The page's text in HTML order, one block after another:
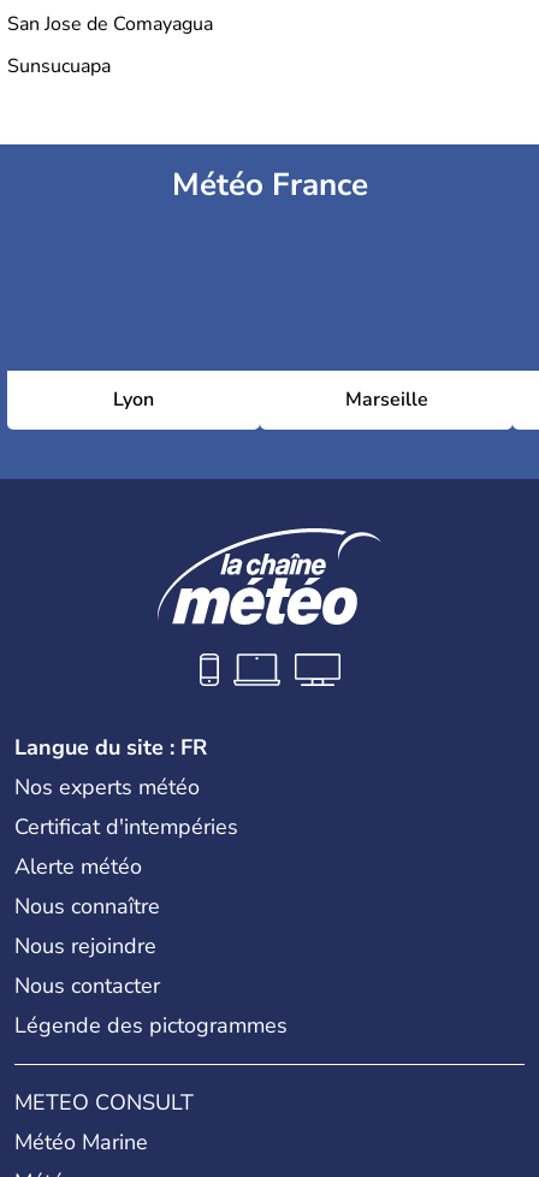
San Jose de Comayagua
Sunsucuapa
Météo France
Lyon Marseille
Langue du site : FR
Nos experts météo
Certificat d'intempéries
Alerte météo
Nous connaître
Nous rejoindre
Nous contacter
Légende des pictogrammes
METEO CONSULT
Météo Marine